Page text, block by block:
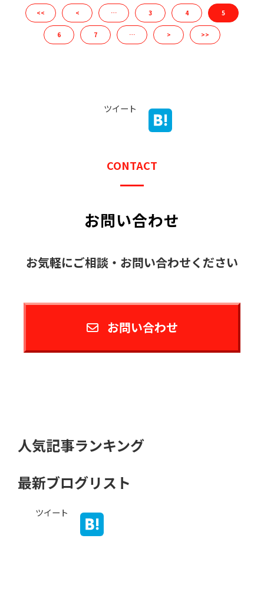
<< < … 3 4 5
6 7 … > >>
ツイート
CONTACT
お問い合わせ
お気軽にご相談・お問い合わせください
お問い合わせ
人気記事ランキング
最新ブログリスト
ツイート